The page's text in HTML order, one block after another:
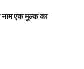
एक मुल्क का